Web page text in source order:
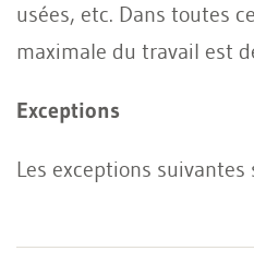
usées, etc. Dans toutes
maximale du travail est
Exceptions
Les exceptions